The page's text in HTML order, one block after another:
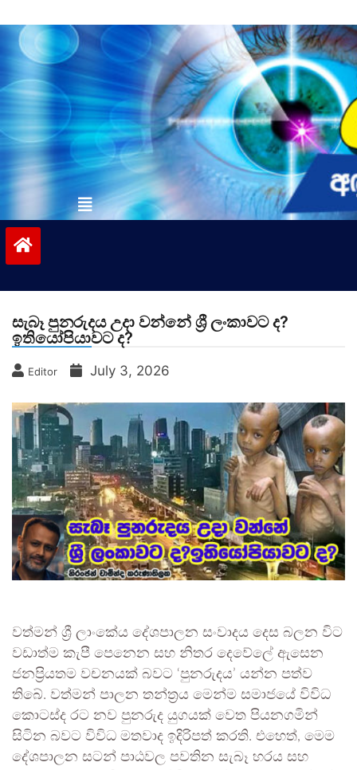
to
contentvinivida.lk
සැබෑ පුනරුදය උදා වන්නේ ශ්‍රී ලංකාවට ද?
ඉතියෝපියාවට ද?
Editor July 3, 2026
වත්මන් ශ්‍රී ලාංකේය දේශපාලන සංවාදය දෙස බලන විට
වඩාත්ම කැපී පෙනෙන සහ නිතර දෙවේලේ ඇසෙන
ජනප්‍රියතම වචනයක් බවට ‘පුනරුදය’ යන්න පත්ව
තිබේ. වත්මන් පාලන තන්ත්‍රය මෙන්ම සමාජයේ විවිධ
කොටස්ද රට නව පුනරුද යුගයක් වෙත පියනගමින්
සිටින බවට විවිධ මතවාද ඉදිරිපත් කරති. එහෙත්, මෙම
දේශපාලන සටන් පාඨවල පවතින සැබෑ හරය සහ